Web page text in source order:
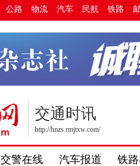
公路 物流 汽车 民航 铁路
交通时讯
http://hnzs.rmjtxw.com/
交警在线 汽车报道 铁